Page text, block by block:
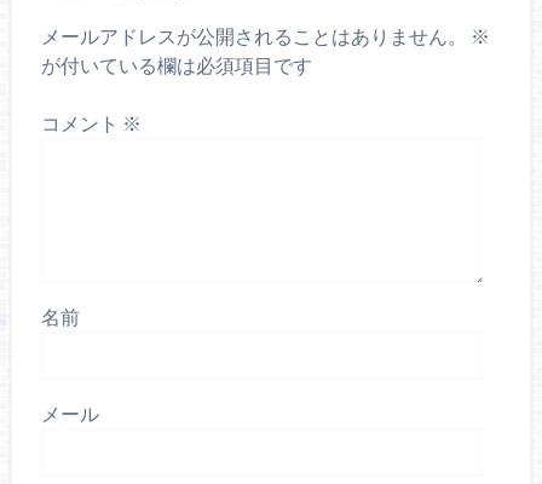
メールアドレスが公開されることはありません。
※
が付いている欄は必須項目です
コメント ※
名前
メール